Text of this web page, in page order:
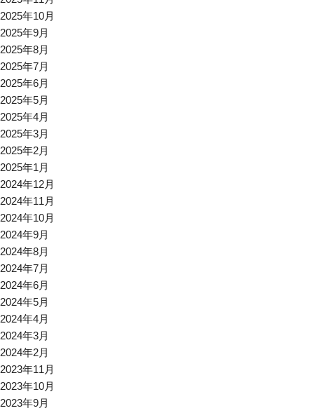
2025年10月
2025年9月
2025年8月
2025年7月
2025年6月
2025年5月
2025年4月
2025年3月
2025年2月
2025年1月
2024年12月
2024年11月
2024年10月
2024年9月
2024年8月
2024年7月
2024年6月
2024年5月
2024年4月
2024年3月
2024年2月
2023年11月
2023年10月
2023年9月